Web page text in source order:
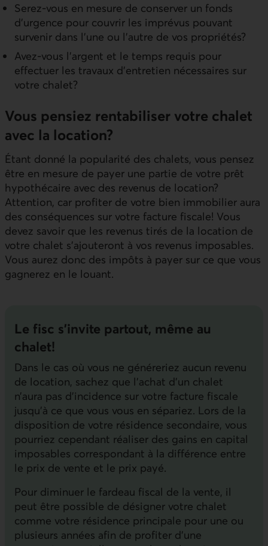
Serez-vous en mesure de conserver un fonds
d’urgence pour couvrir les imprévus pouvant
survenir dans l’une ou l’autre de vos propriétés?
Avez-vous l’argent et le temps requis pour
effectuer les travaux d’entretien nécessaires sur
votre chalet?
Vous pensiez rentabiliser votre chalet
avec la location?
Étant donné la popularité des chalets, vous pensez
être en mesure de payer une partie de votre prêt
hypothécaire avec des revenus de location?
Attention, car profiter de votre bien immobilier aura
des conséquences sur votre facture fiscale! Vous
devez savoir que les revenus tirés de la location de
votre chalet s’ajouteront à vos revenus imposables.
Vous aurez donc des impôts à payer sur ce que vous
gagnerez en le louant.
Le fisc s’invite partout, même au
chalet!
Dans le cas où vous ne généreriez aucun revenu
de location, sachez que l’achat d’un chalet
n’aura pas d’incidence sur votre facture fiscale
jusqu’à ce que vous vous en sépariez. Lors de la
disposition de votre résidence secondaire, vous
pourriez cependant réaliser des gains en capital
imposables correspondant à la différence entre
le prix de vente et le prix payé.
Pour diminuer le fardeau fiscal de la vente, il
peut être possible de désigner votre chalet
comme votre résidence principale pour une ou
plusieurs années afin de profiter d’une